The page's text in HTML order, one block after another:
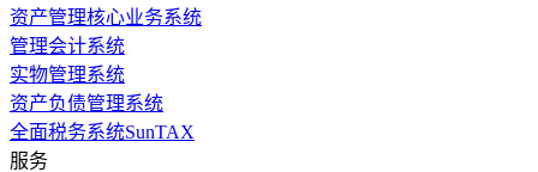
资产管理核心业务系统
管理会计系统
实物管理系统
资产负债管理系统
全面税务系统SunTAX
服务